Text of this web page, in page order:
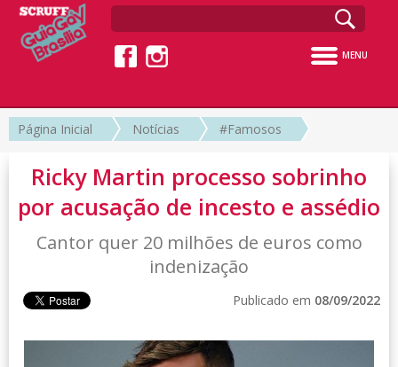
MENU
Página Inicial Notícias #Famosos
Ricky Martin processo sobrinho
por acusação de incesto e assédio
Cantor quer 20 milhões de euros como
indenização
Publicado em 08/09/2022